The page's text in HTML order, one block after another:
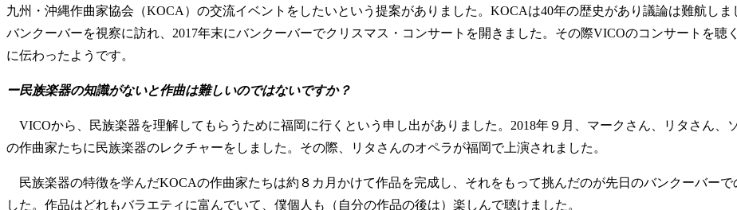
九州・沖縄作曲家協会（KOCA）の交流イベントをしたいという提案がありました。KOCAは40年の歴史があり議論は難航し
バンクーバーを視察に訪れ、2017年末にバンクーバーでクリスマス・コンサートを開きました。その際VICOのコンサートを
に伝わったようです。
ー民族楽器の知識がないと作曲は難しいのではないですか？
VICOから、民族楽器を理解してもらうために福岡に行くという申し出がありました。2018年９月、マークさん、リタさん、
の作曲家たちに民族楽器のレクチャーをしました。その際、リタさんのオペラが福岡で上演されました。
民族楽器の特徴を学んだKOCAの作曲家たちは約８カ月かけて作品を完成し、それをもって挑んだのが先日のバンクーバー
した。作品はどれもバラエティに富んでいて、僕個人も（自分の作品の後は）楽しんで聴けました。